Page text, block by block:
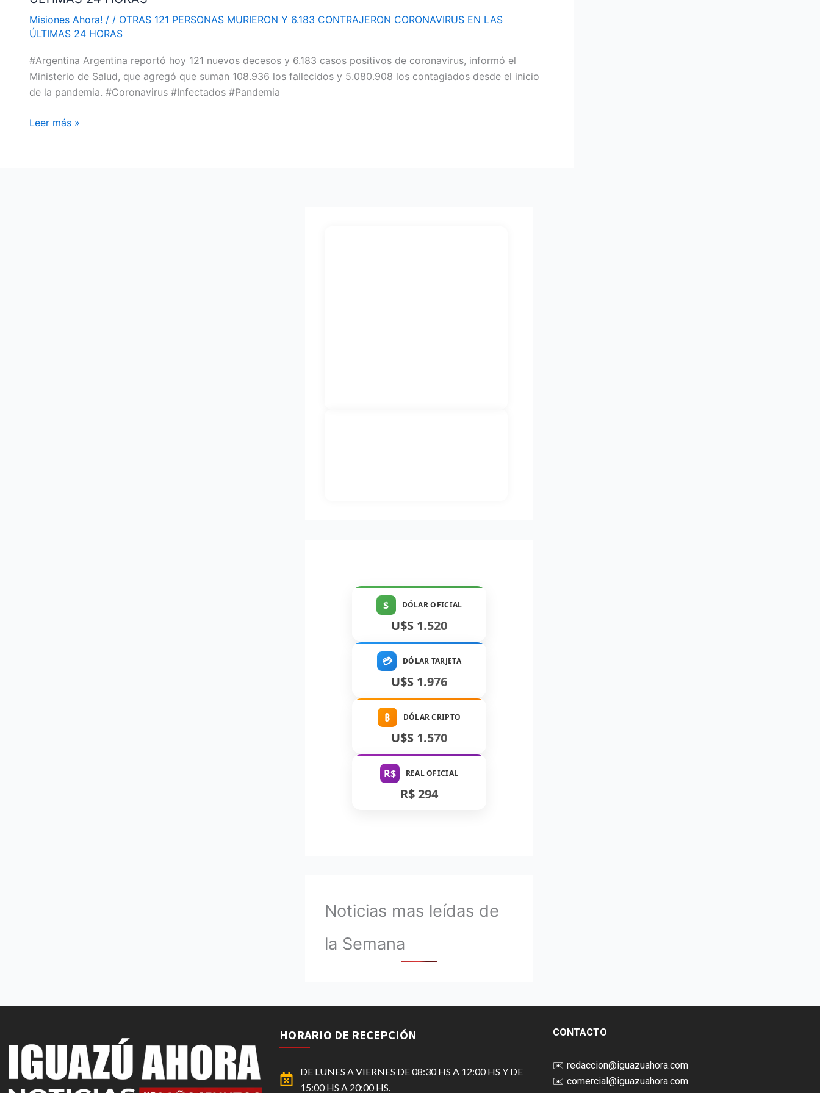
Misiones Ahora! / / OTRAS 121 PERSONAS MURIERON Y 6.183 CONTRAJERON CORONAVIRUS EN LAS
ÚLTIMAS 24 HORAS
#Argentina Argentina reportó hoy 121 nuevos decesos y 6.183 casos positivos de coronavirus, informó el
Ministerio de Salud, que agregó que suman 108.936 los fallecidos y 5.080.908 los contagiados desde el inicio
de la pandemia. #Coronavirus #Infectados #Pandemia
Y
6.183
CORONAVIRUS
EN
LAS
24
Leer más »
$ DÓLAR OFICIAL
U$S 1.520
💳 DÓLAR TARJETA
U$S 1.976
₿ DÓLAR CRIPTO
U$S 1.570
R$ REAL OFICIAL
R$ 294
Noticias mas leídas de
la Semana
HORARIO DE RECEPCIÓN
DE LUNES A VIERNES DE 08:30 HS A 12:00 HS Y DE
15:00 HS A 20:00 HS.
CONTACTO
✉️ redaccion@iguazuahora.com
✉️ comercial@iguazuahora.com